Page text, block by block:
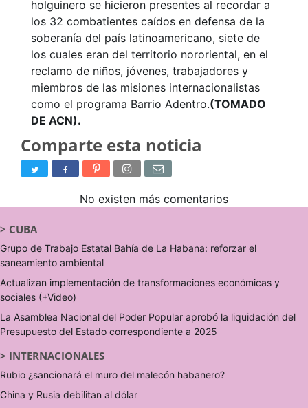
holguinero se hicieron presentes al recordar a
los 32 combatientes caídos en defensa de la
soberanía del país latinoamericano, siete de
los cuales eran del territorio nororiental, en el
reclamo de niños, jóvenes, trabajadores y
miembros de las misiones internacionalistas
como el programa Barrio Adentro.(TOMADO
DE ACN).
Comparte esta noticia
No existen más comentarios
> CUBA
Grupo de Trabajo Estatal Bahía de La Habana: reforzar el
saneamiento ambiental
Actualizan implementación de transformaciones económicas y
sociales (+Video)
La Asamblea Nacional del Poder Popular aprobó la liquidación del
Presupuesto del Estado correspondiente a 2025
> INTERNACIONALES
Rubio ¿sancionará el muro del malecón habanero?
China y Rusia debilitan al dólar